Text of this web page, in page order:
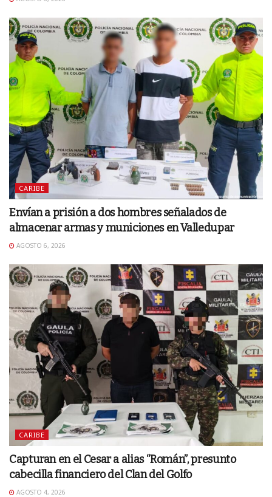
CARIBE
Envían a prisión a dos hombres señalados de
almacenar armas y municiones en Valledupar
AGOSTO 6, 2026
CARIBE
Capturan en el Cesar a alias “Román”, presunto
cabecilla financiero del Clan del Golfo
AGOSTO 4, 2026